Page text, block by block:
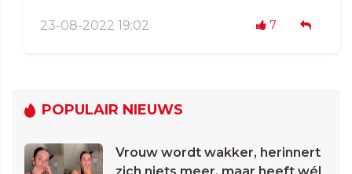
23-08-2022 19:02 7
POPULAIR NIEUWS
Vrouw wordt wakker, herinnert